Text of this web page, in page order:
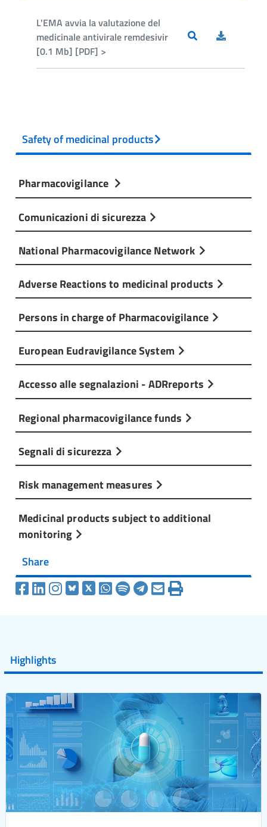
L'EMA avvia la valutazione del
medicinale antivirale remdesivir
[0.1 Mb] [PDF] >
Safety of medicinal products
Pharmacovigilance
Comunicazioni di sicurezza
National Pharmacovigilance Network
Adverse Reactions to medicinal products
Persons in charge of Pharmacovigilance
European Eudravigilance System
Accesso alle segnalazioni - ADRreports
Regional pharmacovigilance funds
Segnali di sicurezza
Risk management measures
Medicinal products subject to additional
monitoring
Share
Highlights